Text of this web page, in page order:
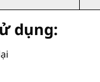
dụng: